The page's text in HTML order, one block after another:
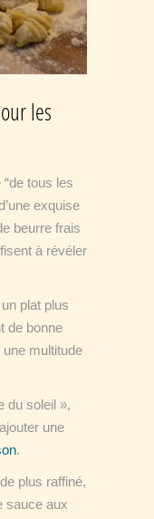
les
tous les
exquise
beurre frais
à révéler
plat plus
de bonne
multitude
du soleil »,
une
.
plus raffiné,
sauce aux